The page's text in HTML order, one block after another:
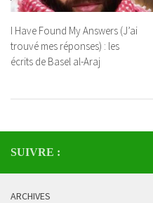
I Have Found My Answers (J’ai
trouvé mes réponses) : les
écrits de Basel al-Araj
SUIVRE :
ARCHIVES